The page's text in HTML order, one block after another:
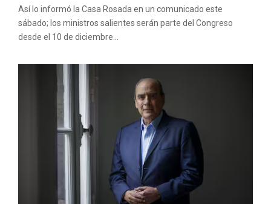
Así lo informó la Casa Rosada en un comunicado este
sábado; los ministros salientes serán parte del Congreso
desde el 10 de diciembre...